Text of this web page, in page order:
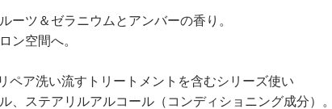
ーツ＆ゼラニウムとアンバーの香り。
ン空間へ。
ペア洗い流すトリートメントを含むシリーズ使い
、ステアリルアルコール（コンディショニング成分